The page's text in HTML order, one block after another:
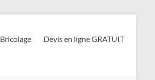
Bricolage Devis en ligne GRATUIT